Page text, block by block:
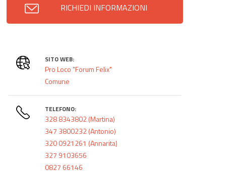
RICHIEDI INFORMAZIONI
SITO WEB:
Pro Loco "Forum Felix"
Comune
TELEFONO:
328 8343802 (Martina)
347 3800232 (Antonio)
320 0921261 (Annarita)
327 9103656
0827 66146